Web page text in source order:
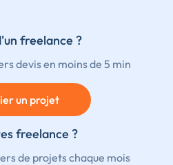
freelance ?
devis en moins de 5 min
un projet
freelance ?
de projets chaque mois